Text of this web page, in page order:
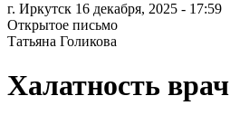
г. Иркутск 16 декабря, 2025 - 17:59
Открытое письмо
Татьяна Голикова
Халатность